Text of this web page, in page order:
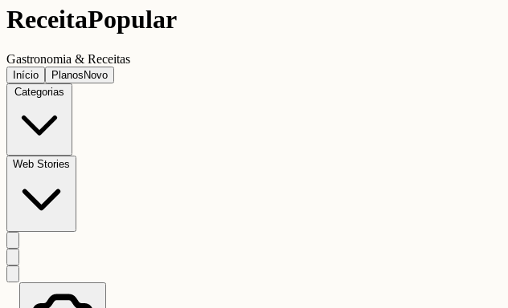
ReceitaPopular
Gastronomia & Receitas
Início Planos Novo
Categorias
Web Stories